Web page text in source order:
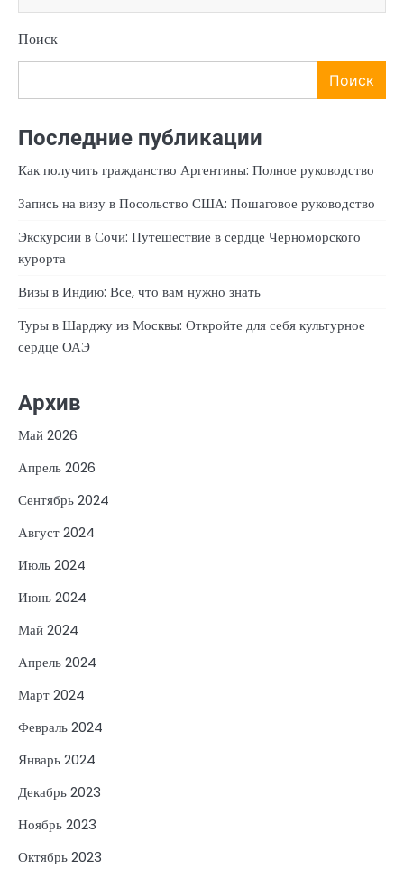
Поиск
Поиск
Последние публикации
Как получить гражданство Аргентины: Полное руководство
Запись на визу в Посольство США: Пошаговое руководство
Экскурсии в Сочи: Путешествие в сердце Черноморского
курорта
Визы в Индию: Все, что вам нужно знать
Туры в Шарджу из Москвы: Откройте для себя культурное
сердце ОАЭ
Архив
Май 2026
Апрель 2026
Сентябрь 2024
Август 2024
Июль 2024
Июнь 2024
Май 2024
Апрель 2024
Март 2024
Февраль 2024
Январь 2024
Декабрь 2023
Ноябрь 2023
Октябрь 2023